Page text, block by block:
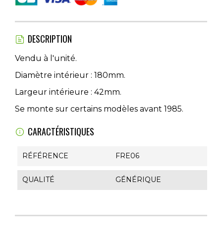
DESCRIPTION
Vendu à l'unité.
Diamètre intérieur : 180mm.
Largeur intérieure : 42mm.
Se monte sur certains modèles avant 1985.
CARACTÉRISTIQUES
RÉFÉRENCE FRE06
QUALITÉ GÉNÉRIQUE